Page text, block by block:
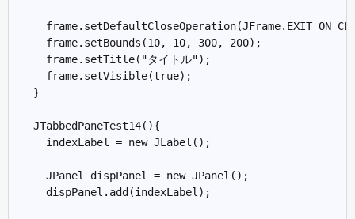
    frame.setBounds(10, 10, 300, 200);
    frame.setTitle("タイトル");
    frame.setVisible(true);
  }
  JTabbedPaneTest14(){
    indexLabel = new JLabel();
    JPanel dispPanel = new JPanel();
    dispPanel.add(indexLabel);